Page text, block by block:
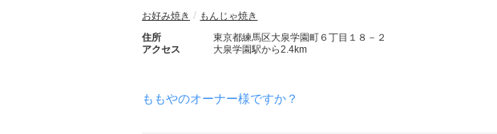
お好み焼き
もんじゃ焼き
住所
東京都練馬区大泉学園町６丁目１８－２
アクセス
大泉学園駅から2.4km
ももやのオーナー様ですか？